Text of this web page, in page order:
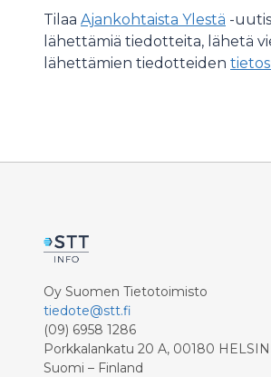
Tilaa Ajankohtaista Ylestä -
lähettämiä tiedotteita, lähetä
lähettämien tiedotteiden
Oy Suomen Tietotoimisto
tiedote@stt.fi
(09) 6958 1286
Porkkalankatu 20 A, 00180
Suomi – Finland